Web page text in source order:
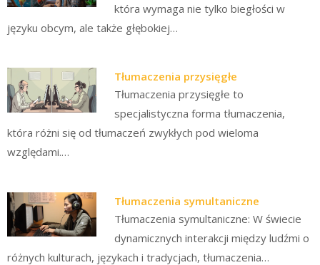
która wymaga nie tylko biegłości w
języku obcym, ale także głębokiej…
Tłumaczenia przysięgłe
Tłumaczenia przysięgłe to
specjalistyczna forma tłumaczenia,
która różni się od tłumaczeń zwykłych pod wieloma
względami.…
Tłumaczenia symultaniczne
Tłumaczenia symultaniczne: W świecie
dynamicznych interakcji między ludźmi o
różnych kulturach, językach i tradycjach, tłumaczenia…